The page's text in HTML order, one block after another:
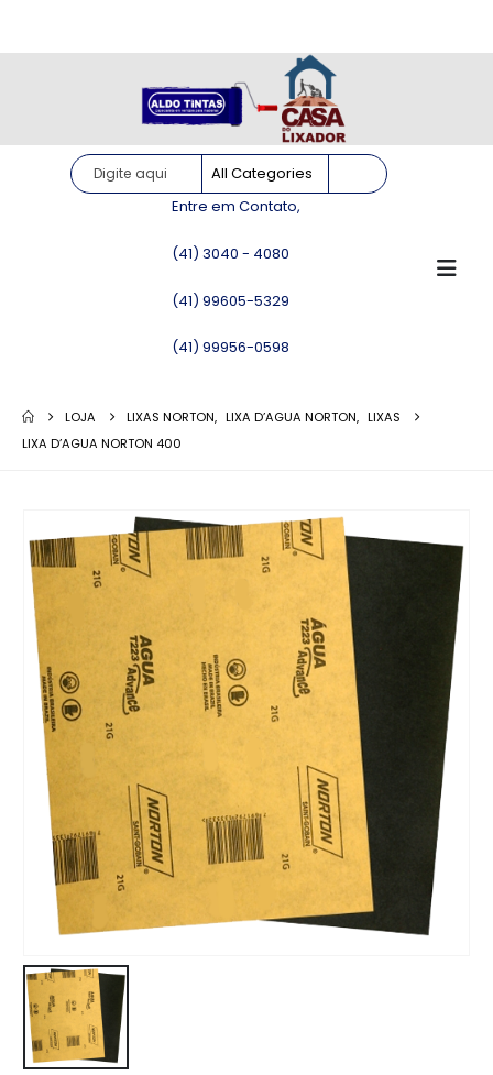
Entre em Contato,
(41) 3040 - 4080
(41) 99605-5329
(41) 99956-0598
LOJA LIXAS NORTON, LIXA D’AGUA NORTON, LIXAS
LIXA D’AGUA NORTON 400